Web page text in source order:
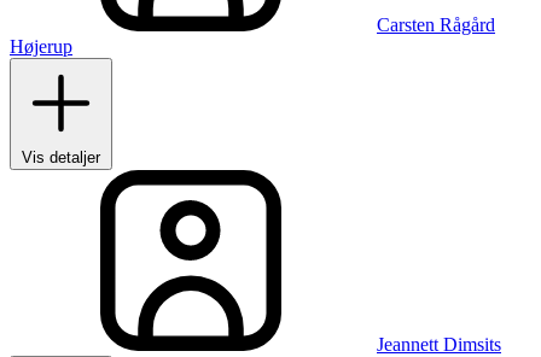
Carsten Rågård
Højerup
Vis detaljer
Jeannett Dimsits